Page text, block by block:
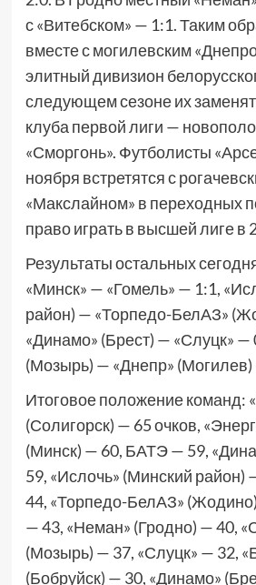
с «Витебском» — 1:1. Таким
вместе с могилевским
элитный дивизион
следующем сезоне их
клуба первой лиги —
«Сморгонь». Футболисты
ноября встретятся с
«Макслайном» в переходных
право играть в высшей лиге в
Результаты остальных
«Минск» — «Гомель» — 1:1,
район) — «Торпедо-БелАЗ»
«Динамо» (Брест) — «Слуцк» —
(Мозырь) — «Днепр» (Могилев)
Итоговое положение команд:
(Солигорск) — 65 очков,
(Минск) — 60, БАТЭ — 59,
59, «Ислочь» (Минский район)
44, «Торпедо-БелАЗ»
— 43, «Неман» (Гродно) — 40,
(Мозырь) — 37, «Слуцк» — 32,
(Бобруйск) — 30, «Динамо»